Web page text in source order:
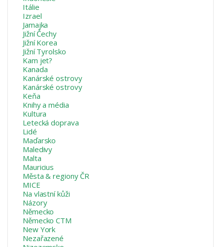
Itálie
Izrael
Jamajka
Jižní Čechy
Jižní Korea
Jižní Tyrolsko
Kam jet?
Kanada
Kanárské ostrovy
Kanárské ostrovy
Keňa
Knihy a média
Kultura
Letecká doprava
Lidé
Maďarsko
Maledivy
Malta
Mauricius
Města & regiony ČR
MICE
Na vlastní kůži
Názory
Německo
Německo CTM
New York
Nezařazené